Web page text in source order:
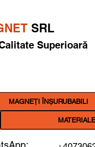
SRL
Superioară
MAGNEȚI ÎNȘURUBABILI